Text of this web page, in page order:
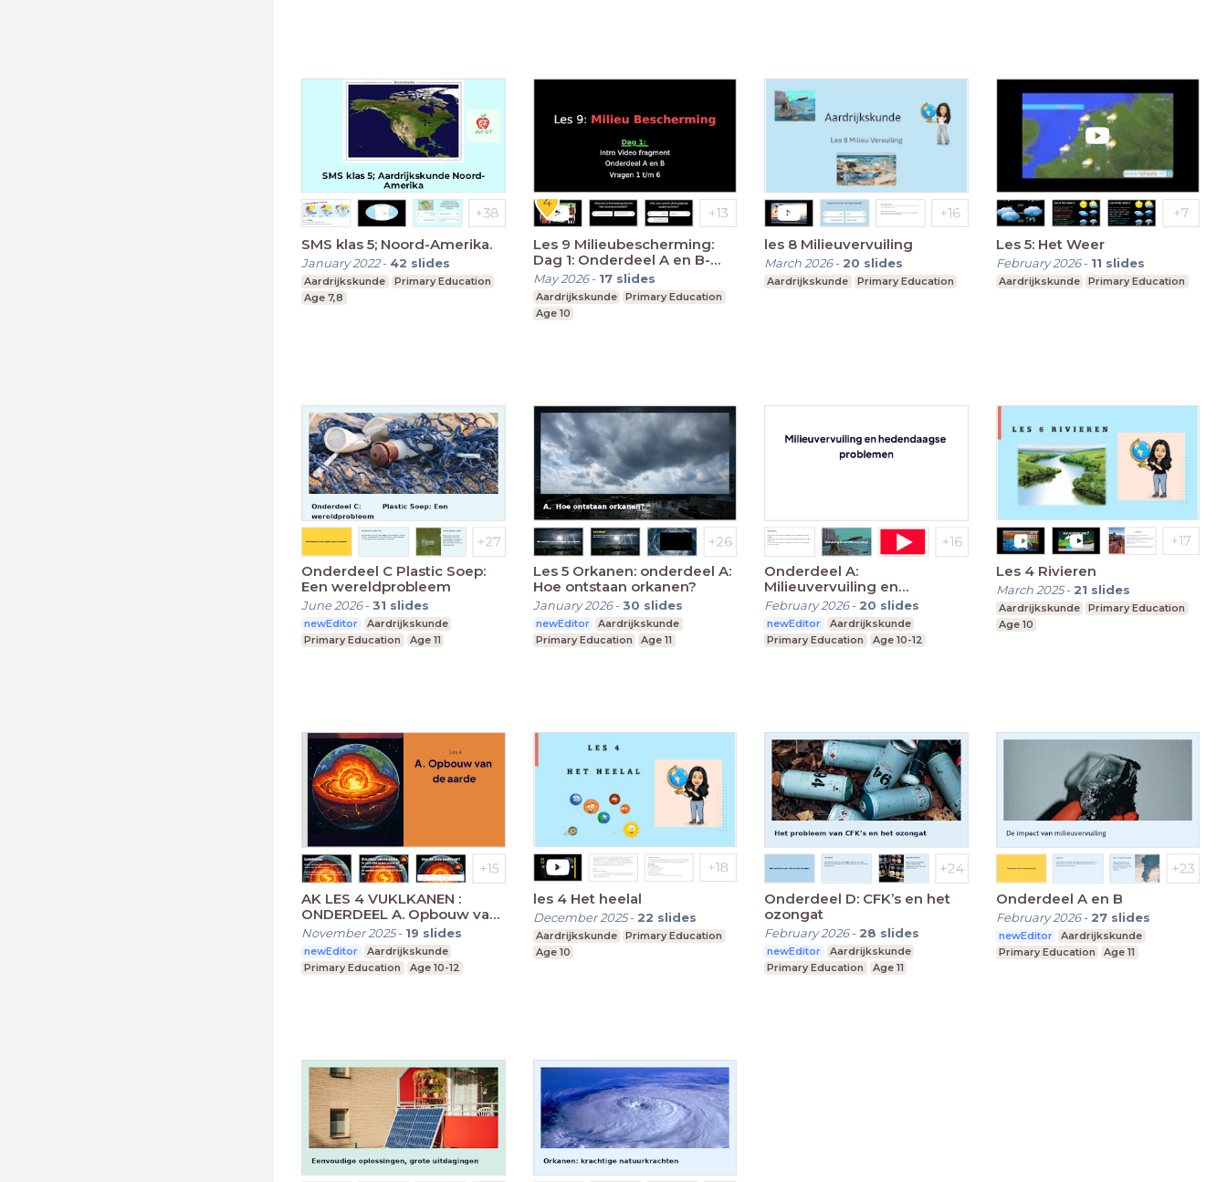
SMS klas 5; Noord-Amerika.
January 2022- 42 slides
Aardrijkskunde
Primary Education
Age 7,8
Les 9 Milieubescherming:
Dag 1: Onderdeel A en B-
vragen 1 t/m 6
May 2026- 17 slides
Aardrijkskunde
Primary Education
Age 10
les 8 Milieuvervuiling
March 2026- 20 slides
Aardrijkskunde Primary Education
Les 5: Het Weer
February 2026- 11 slides
Aardrijkskunde Primary Education
Onderdeel C Plastic Soep:
Een wereldprobleem
June 2026-31 slides
newEditor
Aardrijkskunde
Primary Education
Age 11
Les 5 Orkanen: onderdeel A:
Hoe ontstaan orkanen?
January 2026-30 slides
newEditor
Aardrijkskunde
Primary Education
Age 11
Onderdeel A:
Milieuvervuiling en
hedendaagse problemen
February 2026- 20 slides
newEditor
Aardrijkskunde
Primary Education
Age 10-12
Les 4 Rivieren
March 2025- 21 slides
Aardrijkskunde
Primary Education
Age 10
AK LES 4 VUKLKANEN :
ONDERDEEL A. Opbouw van
de aarde
November 2025- 19 slides
newEditor
Aardrijkskunde
Primary Education
Age 10-12
les 4 Het heelal
December 2025- 22 slides
Aardrijkskunde
Primary Education
Age 10
Onderdeel D: CFK’s en het
ozongat
February 2026- 28 slides
newEditor
Aardrijkskunde
Primary Education
Age 11
Onderdeel A en B
February 2026- 27 slides
newEditor
Aardrijkskunde
Primary Education
Age 11